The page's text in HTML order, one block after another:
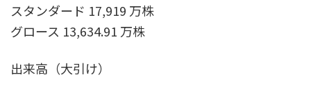
スタンダード 17,919 万株
グロース 13,634.91 万株
出来高（大引け）